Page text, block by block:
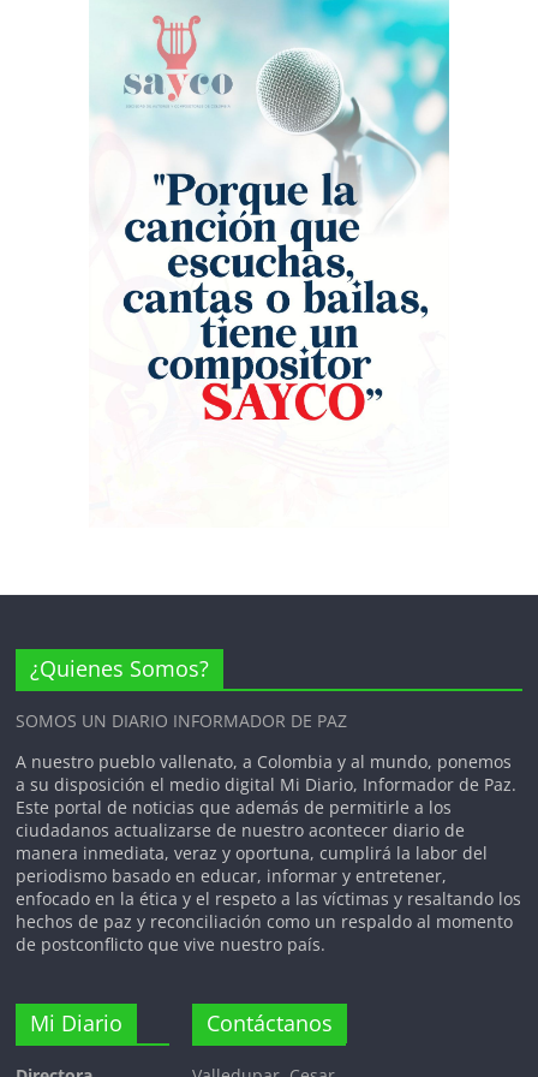
El Cafetal’, ‘Me voy de ti’, ‘Por tu primer
beso’ y ‘La invitación’ desataron la
euforia colectiva del público.
Conmovido por las ovaciones que le
erizaron la piel, el cantante agradeció
profundamente las muestras de
afecto y el respaldo de sus seguidores
mexicanos. México, que vive la fiebre
del Mundial de Fútbol, apartó su
agenda para disfrutar de los grandes
éxitos de Celedón. Tras este rotundo
éxito en territorio mexicano, la gira ‘La
historia mía’ regresará a Colombia
para seguir dejando huella en los
escenarios más importantes del país:
el 17 de septiembre en el Movistar
Universidad del Vallenato’. Más de 20
mil personas vibraron con un
reencuentro histórico que marcó un
hito en el certamen. El momento
emocionante de la velada llegó
cuando los artistas recrearon la
icónica portada del álbum ‘Binomio de
Oro – 2000’. Vestidos con los
emblemáticos trajes de astronauta —
naranja para los vocalistas y blanco
para el ‘Pollo’ Irra—, Jorge Celedón,
Jean Carlos Centeno y Samir Vence
transportaron al público hace 26 años.
La multitud coreó al unísono himnos
inmortales como ‘Olvídala’, ‘Un osito
dormilón’ y ‘Cómo te olvido’, piezas
Celedón al terminar la presentación.
tributo a la trayectoria de Israel
huella del Binomio de Oro es, y
seguirá siendo, imborrable para el
corazón de Colombia.
¿Quienes Somos?
SOMOS UN DIARIO INFORMADOR DE PAZ
A nuestro pueblo vallenato, a Colombia y al mundo, ponemos
a su disposición el medio digital Mi Diario, Informador de Paz.
Este portal de noticias que además de permitirle a los
ciudadanos actualizarse de nuestro acontecer diario de
manera inmediata, veraz y oportuna, cumplirá la labor del
periodismo basado en educar, informar y entretener,
enfocado en la ética y el respeto a las víctimas y resaltando los
hechos de paz y reconciliación como un respaldo al momento
de postconflicto que vive nuestro país.
Mi Diario Contáctanos